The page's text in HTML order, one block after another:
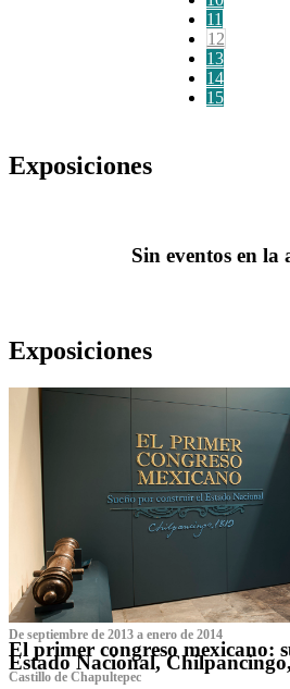
11
12
13
14
15
Exposiciones
Sin eventos en la
Exposiciones
De septiembre de 2013 a enero de 2014
El primer congreso mexicano:
Estado Nacional,
Castillo de Chapultepec